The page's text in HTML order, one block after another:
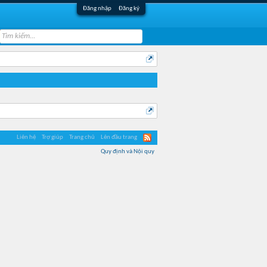
Đăng nhập Đăng ký
Liên hệ Trợ giúp Trang chủ Lên đầu trang
Quy định và Nội quy